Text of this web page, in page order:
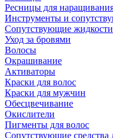
Ресницы для
Инструменты и
Сопутствующие жидкости
Уход за бровями
Волосы
Окрашивание
Активаторы
Краски для волос
Краски для мужчин
Обесцвечивание
Окислители
Пигменты для волос
Сопутствующие средства